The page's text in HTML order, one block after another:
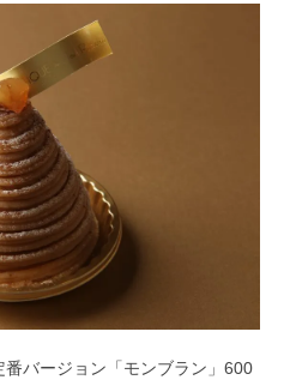
バージョン「モンブラン」600